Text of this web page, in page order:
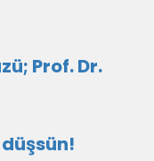
Prof. Dr.